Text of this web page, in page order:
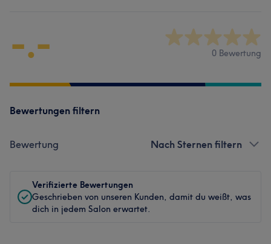
-.- 0 Bewertung
Bewertungen filtern
Bewertung Nach Sternen filtern
Verifizierte Bewertungen
Geschrieben von unseren Kunden, damit du weißt, was
dich in jedem Salon erwartet.